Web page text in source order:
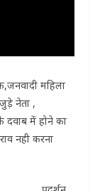
महिला
नेता ,
दवाब में होने का
नही करना